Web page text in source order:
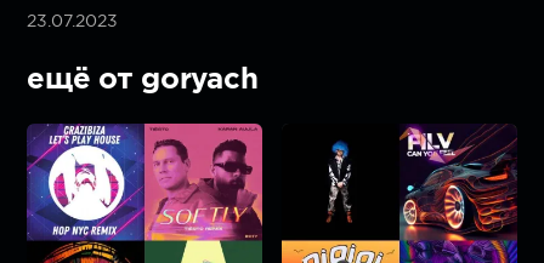
23.07.2023
ещё от goryach